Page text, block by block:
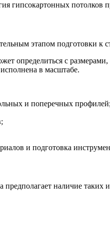
гипсокартонных потолков
этапом подготовки к
определиться с
в масштабе.
и поперечных профилей;
и подготовка
предполагает наличие